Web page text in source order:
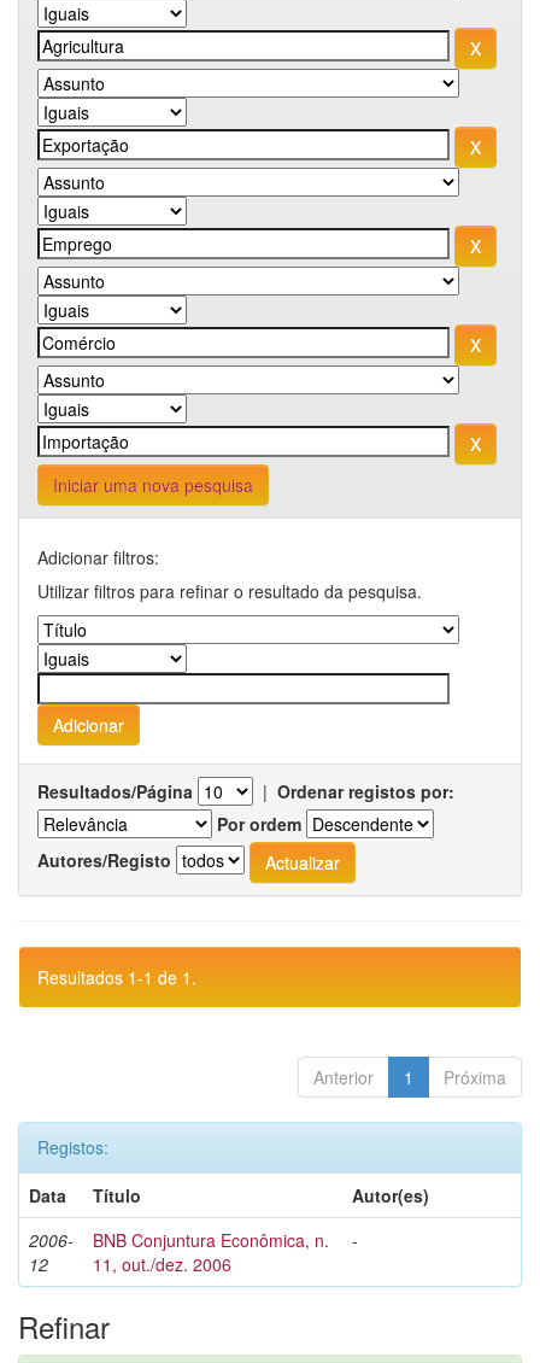
Iniciar uma nova pesquisa
Adicionar filtros:
Utilizar filtros para refinar o resultado da pesquisa.
Resultados/Página | Ordenar registos por:
Por ordem
Autores/Registo
Resultados 1-1 de 1.
Anterior 1 Próxima
Registos:
Data
Título
Autor(es)
2006-
12
BNB Conjuntura Econômica, n.
11, out./dez. 2006
-
Refinar